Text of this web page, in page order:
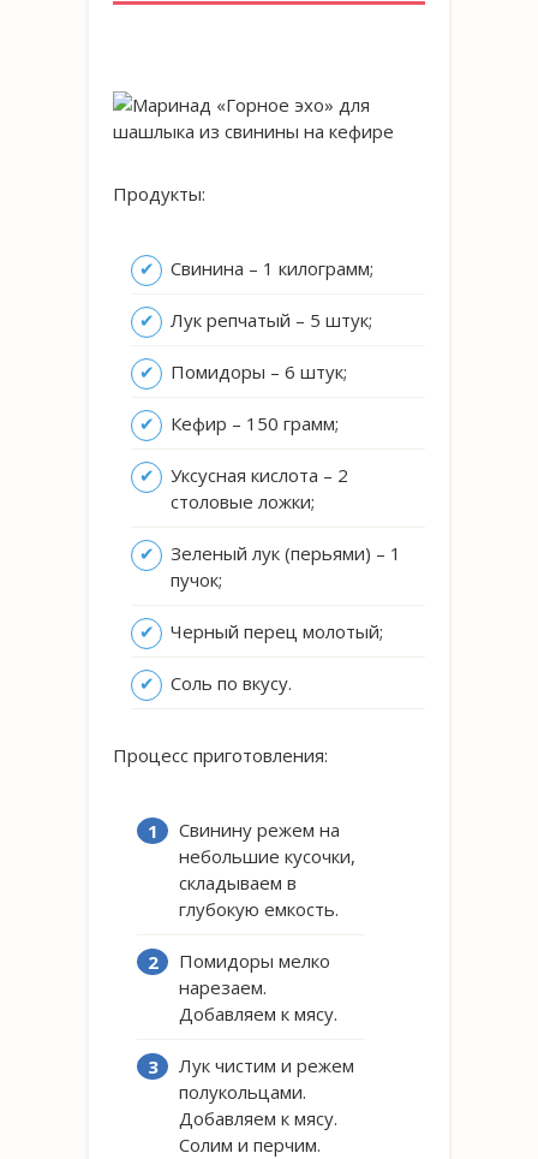
Продукты:
Свинина – 1 килограмм;
Лук репчатый – 5 штук;
Помидоры – 6 штук;
Кефир – 150 грамм;
Уксусная кислота – 2
столовые ложки;
Зеленый лук (перьями) – 1
пучок;
Черный перец молотый;
Соль по вкусу.
Процесс приготовления:
Свинину режем на
небольшие кусочки,
складываем в
глубокую емкость.
Помидоры мелко
нарезаем.
Добавляем к мясу.
Лук чистим и режем
полукольцами.
Добавляем к мясу.
Солим и перчим.